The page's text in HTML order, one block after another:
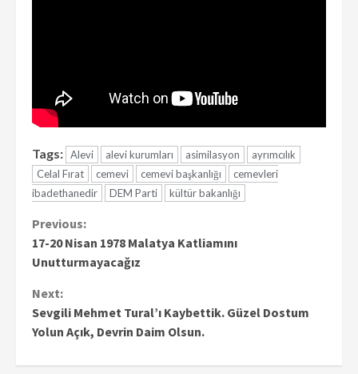
Tags: Alevi alevi kurumları asimilasyon
ayrımcılık
Celal Fırat
cemevi cemevi başkanlığı
cemevleri
ibadethanedir
DEM Parti kültür bakanlığı
Continue
Reading
Previous:
17-20 Nisan 1978 Malatya Katliamını
Unutturmayacağız
Next:
Sevgili Mehmet Tural’ı Kaybettik. Güzel Dostum
Yolun Açık, Devrin Daim Olsun.